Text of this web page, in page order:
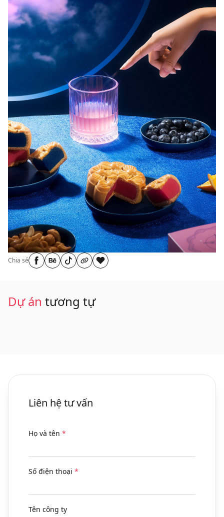
Chia sẻ
Dự án tương tự
Liên hệ tư vấn
Họ và tên *
Số điện thoại *
Tên công ty